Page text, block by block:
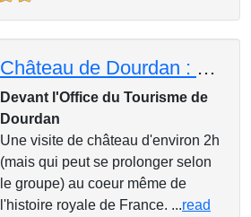
Château de Dourdan : Rois et Reines
Devant l'Office du Tourisme de
Dourdan
Une visite de château d'environ 2h
(mais qui peut se prolonger selon
le groupe) au coeur même de
l'histoire royale de France. ...read